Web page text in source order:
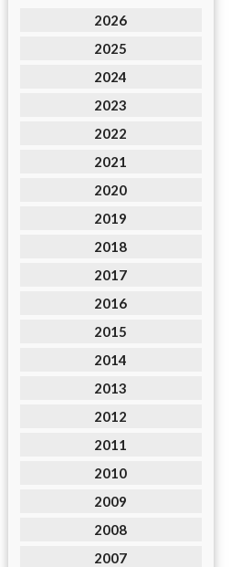
2026
2025
2024
2023
2022
2021
2020
2019
2018
2017
2016
2015
2014
2013
2012
2011
2010
2009
2008
2007